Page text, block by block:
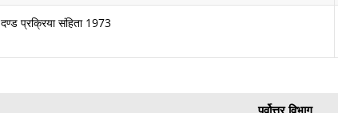
दण्ड प्रक्रिया संहिता 1973